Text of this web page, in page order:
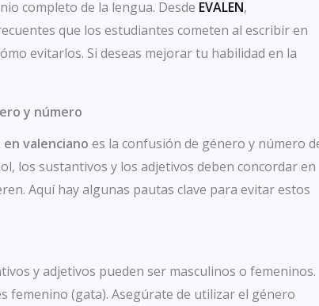
completo de la lengua. Desde EVALEN,
que los estudiantes cometen al escribir en
evitarlos. Si deseas mejorar tu habilidad en la
y número
valenciano es la confusión de género y número
los sustantivos y los adjetivos deben concordar en
Aquí hay algunas pautas clave para evitar estos
y adjetivos pueden ser masculinos o femeninos.
femenino (gata). Asegúrate de utilizar el género